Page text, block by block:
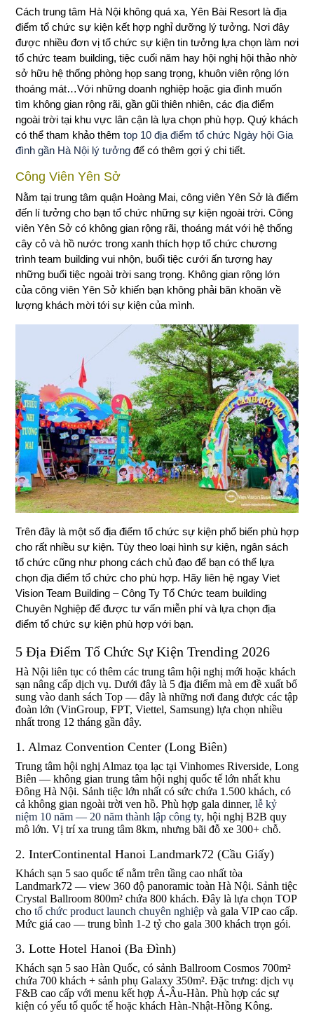
Cách trung tâm Hà Nội không quá xa, Yên Bài Resort là địa
điểm tổ chức sự kiện kết hợp nghỉ dưỡng lý tưởng. Nơi đây
được nhiều đơn vị tổ chức sự kiện tin tưởng lựa chọn làm nơi
tổ chức team building, tiệc cuối năm hay hội nghị hội thảo nhờ
sở hữu hệ thống phòng họp sang trọng, khuôn viên rộng lớn
thoáng mát…Với những doanh nghiệp hoặc gia đình muốn
tìm không gian rộng rãi, gần gũi thiên nhiên, các địa điểm
ngoài trời tại khu vực lân cận là lựa chọn phù hợp. Quý khách
có thể tham khảo thêm top 10 địa điểm tổ chức Ngày hội Gia
đình gần Hà Nội lý tưởng để có thêm gợi ý chi tiết.
Công Viên Yên Sở
Nằm tại trung tâm quận Hoàng Mai, công viên Yên Sở là điểm
đến lí tưởng cho bạn tổ chức những sự kiện ngoài trời. Công
viên Yên Sở có không gian rộng rãi, thoáng mát với hệ thống
cây cỏ và hồ nước trong xanh thích hợp tổ chức chương
trình team building vui nhộn, buổi tiệc cưới ấn tượng hay
những buổi tiệc ngoài trời sang trọng. Không gian rộng lớn
của công viên Yên Sở khiến bạn không phải băn khoăn về
lượng khách mời tới sự kiện của mình.
Trên đây là một số địa điểm tổ chức sự kiện phổ biến phù hợp
cho rất nhiều sự kiện. Tùy theo loại hình sự kiện, ngân sách
tổ chức cũng như phong cách chủ đạo để bạn có thể lựa
chọn địa điểm tổ chức cho phù hợp. Hãy liên hệ ngay Viet
Vision Team Building – Công Ty Tổ Chức team building
Chuyên Nghiệp để được tư vấn miễn phí và lựa chọn địa
điểm tổ chức sự kiện phù hợp với bạn.
5 Địa Điểm Tổ Chức Sự Kiện Trending 2026
Hà Nội liên tục có thêm các trung tâm hội nghị mới hoặc khách
sạn nâng cấp dịch vụ. Dưới đây là 5 địa điểm mà em đề xuất bổ
sung vào danh sách Top — đây là những nơi đang được các tập
đoàn lớn (VinGroup, FPT, Viettel, Samsung) lựa chọn nhiều
nhất trong 12 tháng gần đây.
1. Almaz Convention Center (Long Biên)
Trung tâm hội nghị Almaz tọa lạc tại Vinhomes Riverside, Long
Biên — không gian trung tâm hội nghị quốc tế lớn nhất khu
Đông Hà Nội. Sảnh tiệc lớn nhất có sức chứa 1.500 khách, có
cả không gian ngoài trời ven hồ. Phù hợp gala dinner, lễ kỷ
niệm 10 năm — 20 năm thành lập công ty, hội nghị B2B quy
mô lớn. Vị trí xa trung tâm 8km, nhưng bãi đỗ xe 300+ chỗ.
2. InterContinental Hanoi Landmark72 (Cầu Giấy)
Khách sạn 5 sao quốc tế nằm trên tầng cao nhất tòa
Landmark72 — view 360 độ panoramic toàn Hà Nội. Sảnh tiệc
Crystal Ballroom 800m² chứa 800 khách. Đây là lựa chọn TOP
cho tổ chức product launch chuyên nghiệp và gala VIP cao cấp.
Mức giá cao — trung bình 1-2 tỷ cho gala 300 khách trọn gói.
3. Lotte Hotel Hanoi (Ba Đình)
Khách sạn 5 sao Hàn Quốc, có sảnh Ballroom Cosmos 700m²
chứa 700 khách + sảnh phụ Galaxy 350m². Đặc trưng: dịch vụ
F&B cao cấp với menu kết hợp Á-Âu-Hàn. Phù hợp các sự
kiện có yếu tố quốc tế hoặc khách Hàn-Nhật-Hồng Kông.